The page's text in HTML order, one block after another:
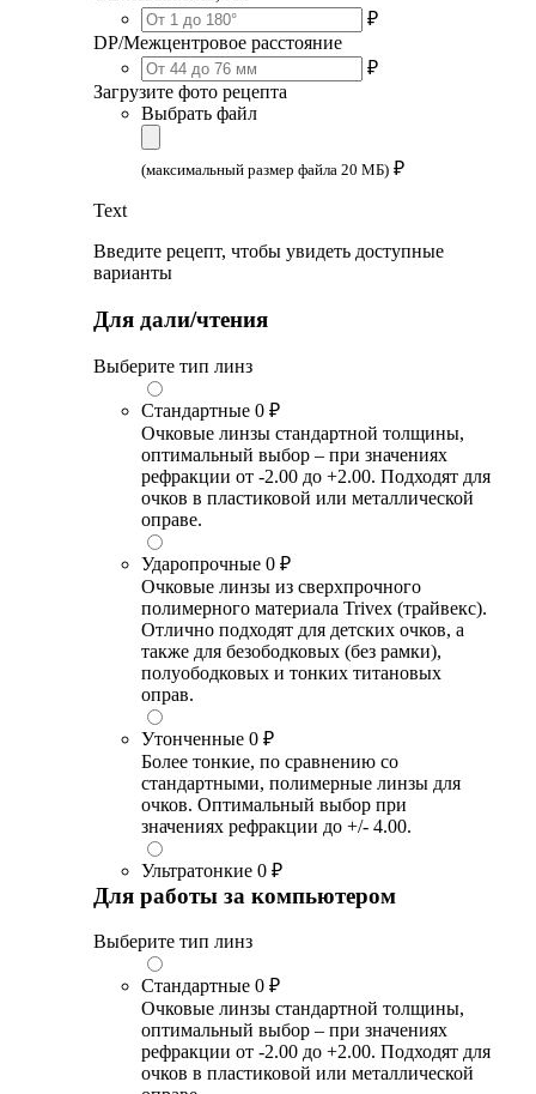
₽
DP/Межцентровое расстояние
₽
Загрузите фото рецепта
Выбрать файл
(максимальный размер файла 20 МБ) ₽
Text
Введите рецепт, чтобы увидеть доступные
варианты
Для дали/чтения
Выберите тип линз
Стандартные 0 ₽
Очковые линзы стандартной толщины,
оптимальный выбор – при значениях
рефракции от -2.00 до +2.00. Подходят для
очков в пластиковой или металлической
оправе.
Ударопрочные 0 ₽
Очковые линзы из сверхпрочного
полимерного материала Trivex (трайвекс).
Отлично подходят для детских очков, а
также для безободковых (без рамки),
полуободковых и тонких титановых
оправ.
Утонченные 0 ₽
Более тонкие, по сравнению со
стандартными, полимерные линзы для
очков. Оптимальный выбор при
значениях рефракции до +/- 4.00.
Ультратонкие 0 ₽
Для работы за компьютером
Выберите тип линз
Стандартные 0 ₽
Очковые линзы стандартной толщины,
оптимальный выбор – при значениях
рефракции от -2.00 до +2.00. Подходят для
очков в пластиковой или металлической